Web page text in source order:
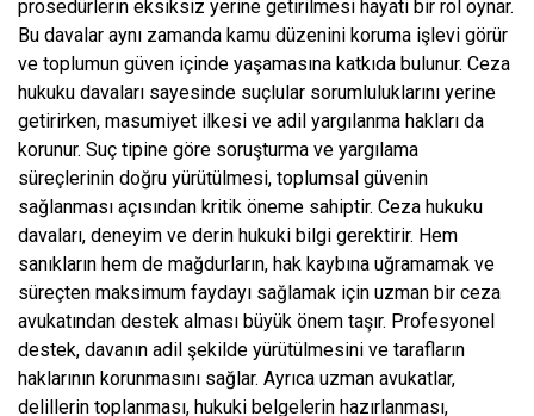
prosedürlerin eksiksiz yerine getirilmesi hayati bir rol oynar.
Bu davalar aynı zamanda kamu düzenini koruma işlevi görür
ve toplumun güven içinde yaşamasına katkıda bulunur. Ceza
hukuku davaları sayesinde suçlular sorumluluklarını yerine
getirirken, masumiyet ilkesi ve adil yargılanma hakları da
korunur. Suç tipine göre soruşturma ve yargılama
süreçlerinin doğru yürütülmesi, toplumsal güvenin
sağlanması açısından kritik öneme sahiptir. Ceza hukuku
davaları, deneyim ve derin hukuki bilgi gerektirir. Hem
sanıkların hem de mağdurların, hak kaybına uğramamak ve
süreçten maksimum faydayı sağlamak için uzman bir ceza
avukatından destek alması büyük önem taşır. Profesyonel
destek, davanın adil şekilde yürütülmesini ve tarafların
haklarının korunmasını sağlar. Ayrıca uzman avukatlar,
delillerin toplanması, hukuki belgelerin hazırlanması,